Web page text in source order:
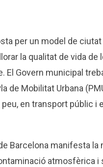
per un model de
la qualitat de vida de
El Govern municipal
de Mobilitat Urbana
en transport públic i
Barcelona manifesta
atmosfèrica i